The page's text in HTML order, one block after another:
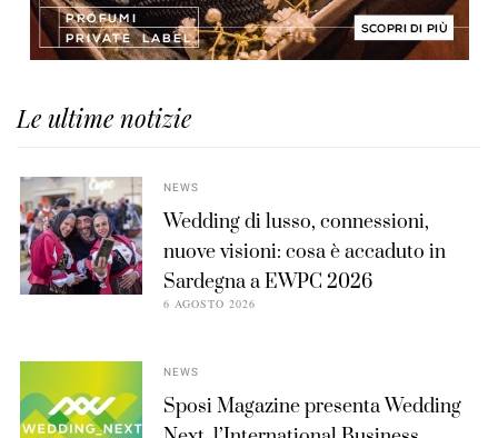
Le ultime notizie
NEWS
Wedding di lusso, connessioni,
nuove visioni: cosa è accaduto in
Sardegna a EWPC 2026
6 AGOSTO 2026
NEWS
Sposi Magazine presenta Wedding